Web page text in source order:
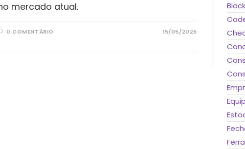
mercado atual.
0 COMENTÁRIO 15/05/2025